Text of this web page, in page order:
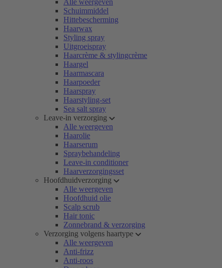
Alle weergeven
Schuimmiddel
Hittebescherming
Haarwax
Styling spray
Uitgroeispray
Haarcrème & stylingcrème
Haargel
Haarmascara
Haarpoeder
Haarspray
Haarstyling-set
Sea salt spray
Leave-in verzorging
Alle weergeven
Haarolie
Haarserum
Spraybehandeling
Leave-in conditioner
Haarverzorgingsset
Hoofdhuidverzorging
Alle weergeven
Hoofdhuid olie
Scalp scrub
Hair tonic
Zonnebrand & verzorging
Verzorging volgens haartype
Alle weergeven
Anti-frizz
Anti-roos